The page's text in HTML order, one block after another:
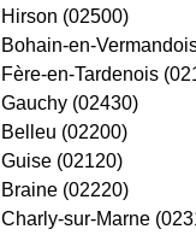
Hirson (02500)
Bohain-en-
Fère-en-Tardenois
Gauchy (02430)
Belleu (02200)
Guise (02120)
Braine (02220)
Charly-sur-Marne